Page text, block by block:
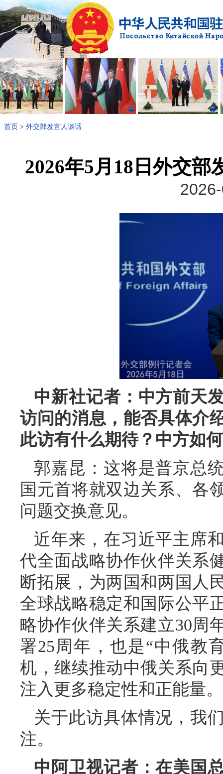
首页 > 外交部发言人谈话
2026年5月18日外交
中新社记者：中方前天
访问的消息，能否具体介
此访有什么期待？中方如
郭嘉昆：这将是普京总
国元首将就双边关系、各
问题交换意见。
近年来，在习近平主席
代全面战略协作伙伴关系
断拓展，为两国和两国人
全球战略稳定和国际公平
略协作伙伴关系建立30周
署25周年，也是“中俄教
机，继续推动中俄关系向
注入更多稳定性和正能量。
关于此访具体情况，我
注。
中阿卫视记者：在美国